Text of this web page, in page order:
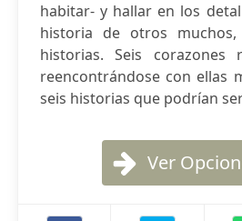
habitar- y hallar en los
historia de otros
historias. Seis corazones
reencontrándose con ellas
seis historias que podrían
Ver